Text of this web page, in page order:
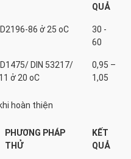
QUẢ
86 ở 25 oC
30 -
60
DIN 53217/
ở 20 oC
0,95 –
1,05
hoàn thiện
PHƯƠNG PHÁP
THỬ
KẾT
QUẢ